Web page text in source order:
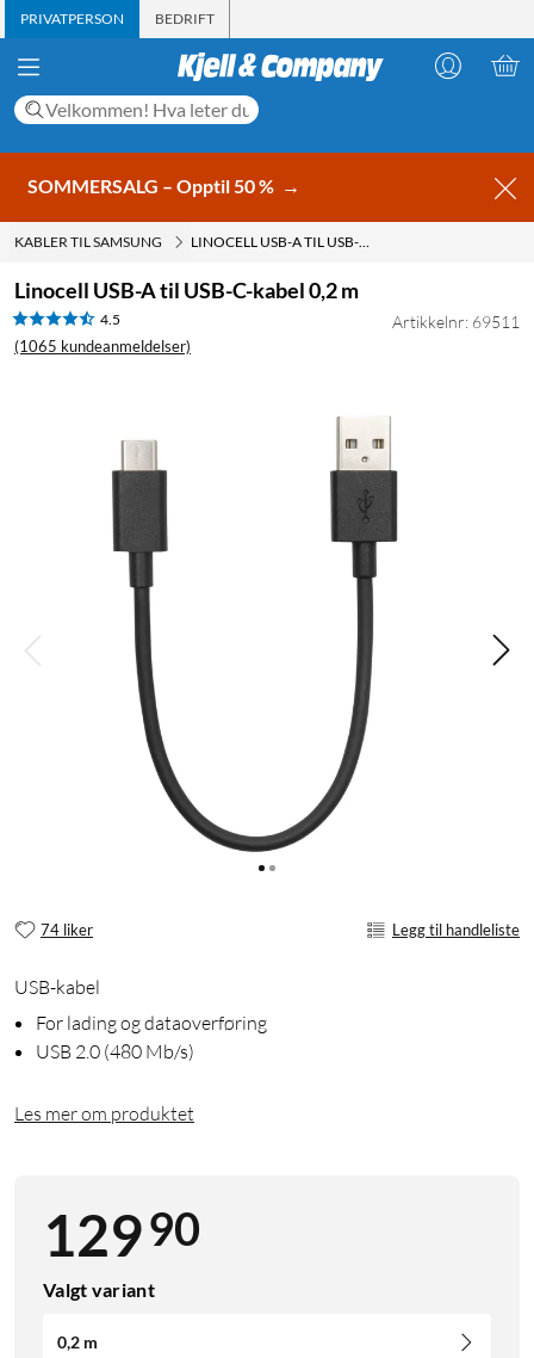
PRIVATPERSON BEDRIFT
SOMMERSALG – Opptil 50 % →
KABLER TIL SAMSUNG LINOCELL USB-A TIL USB-C-KABEL 0,2 M
Linocell USB-A til USB-C-kabel 0,2 m
4.5
(1065 kundeanmeldelser)
Artikkelnr: 69511
74 liker Legg til handleliste
USB-kabel
For lading og dataoverføring
USB 2.0 (480 Mb/s)
Les mer om produktet
12990
Valgt variant
0,2 m